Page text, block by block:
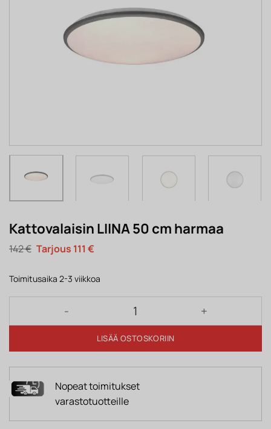
Kattovalaisin LIINA 50 cm harmaa
142€ Alkuperäinen
hinta
142 €.
111 €Nykyinen
111 €.
Toimitusaika 2-3 viikkoa
Kattovalaisin LIINA 50 cm harmaa määrä
LISÄÄ OSTOSKORIIN
Nopeat toimitukset
varastotuotteille